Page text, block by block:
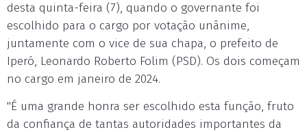
desta quinta-feira (7), quando o governante foi
escolhido para o cargo por votação unânime,
juntamente com o vice de sua chapa, o prefeito de
Iperó, Leonardo Roberto Folim (PSD). Os dois começam
no cargo em janeiro de 2024.
"É uma grande honra ser escolhido esta função, fruto
da confiança de tantas autoridades importantes da